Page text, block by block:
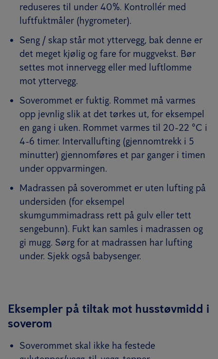
reduseres til under 40%. Kontrollér med
luftfuktmåler (hygrometer).
Seng / skap står mot yttervegg, bak denne er
det meget kjølig og fare for muggvekst. Bør
settes mot innervegg eller med luftlomme
mot yttervegg.
Soverommet er fuktig. Rommet må varmes
opp jevnlig slik at det tørkes ut, for eksempel
en gang i uken. Rommet varmes til 20-22 °C i
4-6 timer. Intervallufting (gjennomtrekk i 5
minutter) gjennomføres et par ganger i timen
under oppvarmingen.
Madrassen på soverommet er uten lufting på
undersiden (for eksempel
skumgummimadrass rett på gulv eller tett
sengebunn). Fukt kan samles i madrassen og
gi mugg. Sørg for at madrassen har lufting
under. Sjekk også babysenger.
Eksempler på tiltak mot husstøvmidd i
soverom
Soverommet skal ikke ha festede